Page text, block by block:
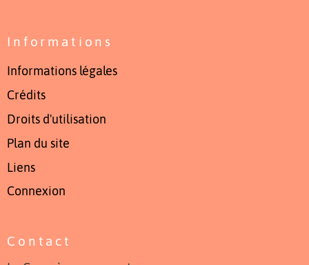
Informations
Informations légales
Crédits
Droits d'utilisation
Plan du site
Liens
Connexion
Contact